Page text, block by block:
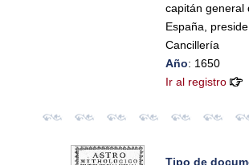
capitán general
España,
Cancillería
Año: 1650
Ir al registro
Tipo de